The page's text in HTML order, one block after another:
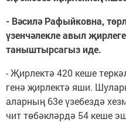
- Вәсилә Рафыйковна,
үзенчәлекле авыл
таныштырсагыз иде.
- Җирлектә 420 кеше
генә җирлектә яши.
аларның 63е үзебездә
чит төбәкләрдә 54 кеше